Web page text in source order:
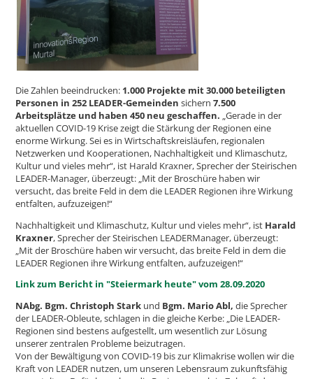
Die Zahlen beeindrucken: 1.000 Projekte mit 30.000 beteiligten
Personen in 252 LEADER-Gemeindensichern7.500
Arbeitsplätze und haben 450 neu geschaffen. „Gerade in der
aktuellen COVID-19 Krise zeigt die Stärkung der Regionen eine
enorme Wirkung. Sei es in Wirtschaftskreisläufen, regionalen
Netzwerken und Kooperationen, Nachhaltigkeit und Klimaschutz,
Kultur und vieles mehr“, ist Harald Kraxner, Sprecher der Steirischen
LEADER-Manager, überzeugt: „Mit der Broschüre haben wir
versucht, das breite Feld in dem die LEADER Regionen ihre Wirkung
entfalten, aufzuzeigen!“
Nachhaltigkeit und Klimaschutz, Kultur und vieles mehr“, ist Harald
Kraxner, Sprecher der Steirischen LEADERManager, überzeugt:
„Mit der Broschüre haben wir versucht, das breite Feld in dem die
LEADER Regionen ihre Wirkung entfalten, aufzuzeigen!“
Link zum Bericht in "Steiermark heute" vom 28.09.2020
NAbg. Bgm. Christoph Stark und Bgm. Mario Abl,die Sprecher
der LEADER-Obleute, schlagen in die gleiche Kerbe: „Die LEADER-
Regionen sind bestens aufgestellt, um wesentlich zur Lösung
unserer zentralen Probleme beizutragen.
Von der Bewältigung von COVID-19 bis zur Klimakrise wollen wir die
Kraft von LEADER nutzen, um unseren Lebensraum zukunftsfähig